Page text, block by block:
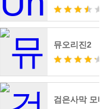
뮤오리진2
검은사막 모바